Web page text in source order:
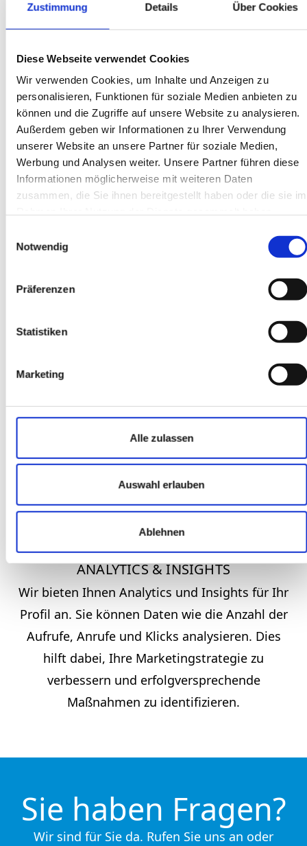
Zustimmung Details Über Cookies
Diese Webseite verwendet Cookies
Wir verwenden Cookies, um Inhalte und Anzeigen zu
personalisieren, Funktionen für soziale Medien anbieten zu
können und die Zugriffe auf unsere Website zu analysieren.
Außerdem geben wir Informationen zu Ihrer Verwendung
unserer Website an unsere Partner für soziale Medien,
Werbung und Analysen weiter. Unsere Partner führen diese
Informationen möglicherweise mit weiteren Daten
zusammen, die Sie ihnen bereitgestellt haben oder die sie im
Notwendig
Präferenzen
Statistiken
Marketing
Alle zulassen
Auswahl erlauben
Ablehnen
der Google-Suche und auf Google-Maps
angezeigt. Potenzielle Kunden werden so auf
Ihr Unternehmen aufmerksam.
KUNDENBEWERTUNGEN
Kunden können auf Ihrem Profil Bewertungen
Bewertungen stärken das Vertrauen
Geschäftsabschlüssen führen.
Sie können Ihr Profil nutzen, um wichtige
Informationen Ihres Unternehmens wie
Öffnungszeiten, Kontaktdaten und aktuelle
Angebote bereitzustellen. Potenzielle Kunden
ANALYTICS & INSIGHTS
Wir bieten Ihnen Analytics und Insights für Ihr
Profil an. Sie können Daten wie die Anzahl der
Aufrufe, Anrufe und Klicks analysieren. Dies
hilft dabei, Ihre Marketingstrategie zu
verbessern und erfolgversprechende
Maßnahmen zu identifizieren.
Sie haben Fragen?
Wir sind für Sie da. Rufen Sie uns an oder